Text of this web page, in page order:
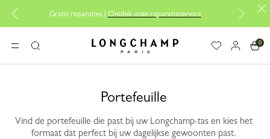
Gratis reparaties | Ontdek onze reparatieservice
MENUZoeken Longchamp - Home
0
Portefeuille
Vind de portefeuille die past bij uw Longchamp-tas en kies het
formaat dat perfect bij uw dagelijkse gewoonten past.